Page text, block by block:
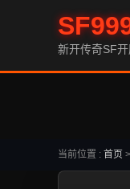
新开传奇SF
当前位置 : 首页 >